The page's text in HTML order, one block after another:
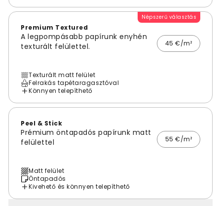
Népszerű választás
Premium Textured
A legpompásabb papírunk enyhén
texturált felülettel.
45 €/m²
Texturált matt felület
Felrakás tapétaragasztóval
Könnyen telepíthető
Peel & Stick
Prémium öntapadós papírunk matt
felülettel
55 €/m²
Matt felület
Öntapadós
Kivehető és könnyen telepíthető